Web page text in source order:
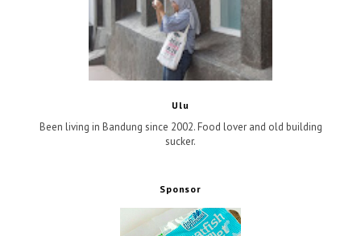
Ulu
Been living in Bandung since 2002. Food lover and old building
sucker.
Sponsor